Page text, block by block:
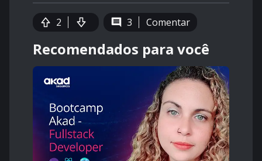
2 3 Comentar
Recomendados para você